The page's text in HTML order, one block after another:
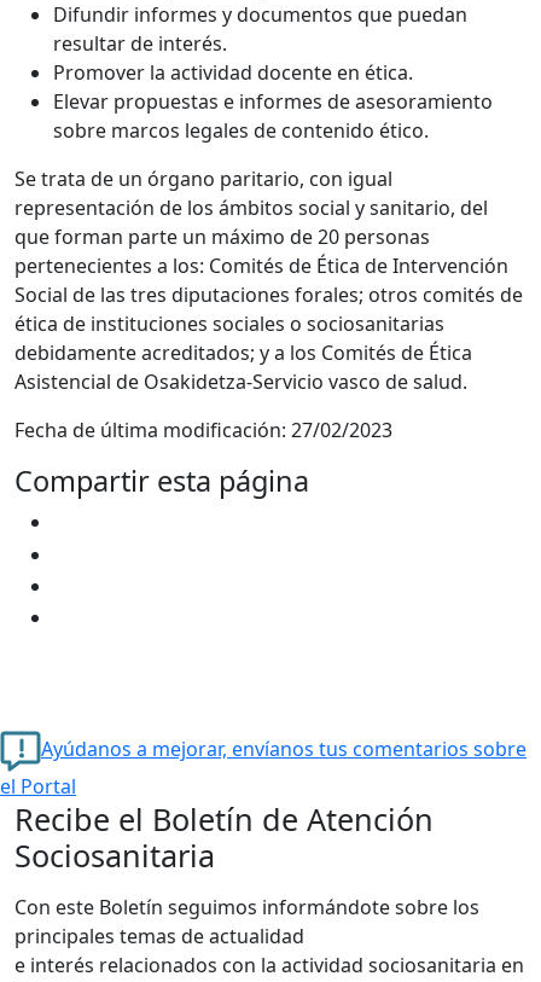
Difundir informes y documentos que puedan
resultar de interés.
Promover la actividad docente en ética.
Elevar propuestas e informes de asesoramiento
sobre marcos legales de contenido ético.
Se trata de un órgano paritario, con igual
representación de los ámbitos social y sanitario, del
que forman parte un máximo de 20 personas
pertenecientes a los: Comités de Ética de Intervención
Social de las tres diputaciones forales; otros comités de
ética de instituciones sociales o sociosanitarias
debidamente acreditados; y a los Comités de Ética
Asistencial de Osakidetza-Servicio vasco de salud.
Fecha de última modificación: 27/02/2023
Compartir esta página
Ayúdanos a mejorar, envíanos tus comentarios sobre
el Portal
Recibe el Boletín de Atención
Sociosanitaria
Con este Boletín seguimos informándote sobre los
principales temas de actualidad
e interés relacionados con la actividad sociosanitaria en